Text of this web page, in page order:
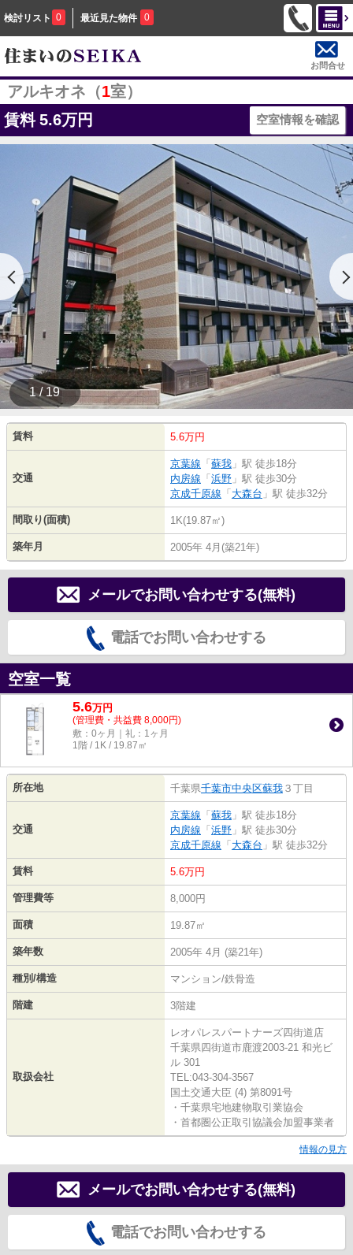
検討リスト 0 最近見た物件 0
お問合せ
アルキオネ（1室）
賃料 5.6万円 空室情報を確認
1 / 19
賃料 5.6万円
交通
京葉線 「 蘇我 」駅 徒歩18分
内房線 「 浜野 」駅 徒歩30分
京成千原線 「 大森台 」駅 徒歩32分
間取り(面積) 1K(19.87㎡)
築年月 2005年 4月(築21年)
メールでお問い合わせする(無料)
電話でお問い合わせする
空室一覧
5.6万円
(管理費・共益費 8,000円)
敷：0ヶ月｜礼：1ヶ月
1階 / 1K / 19.87㎡
所在地 千葉県千葉市中央区蘇我 ３丁目
交通
京葉線 「 蘇我 」駅 徒歩18分
内房線 「 浜野 」駅 徒歩30分
京成千原線 「 大森台 」駅 徒歩32分
賃料 5.6万円
管理費等 8,000円
面積 19.87㎡
築年数 2005年 4月 (築21年)
種別/構造 マンション/鉄骨造
階建 3階建
取扱会社
レオパレスパートナーズ四街道店
千葉県四街道市鹿渡2003-21 和光ビ
ル 301
TEL:043-304-3567
国土交通大臣 (4) 第8091号
・千葉県宅地建物取引業協会
・首都圏公正取引協議会加盟事業者
情報の見方
メールでお問い合わせする(無料)
電話でお問い合わせする